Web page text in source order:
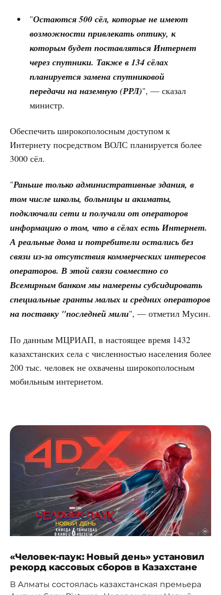
"Остаются 500 сёл, которые не имеют
возможности привлекать оптику, к
которым будет поставляться Интернет
через спутники. Также в 134 сёлах
планируется замена спутниковой
передачи на наземную (РРЛ)", — сказал
министр.
Обеспечить широкополосным доступом к
Интернету посредством ВОЛС планируется более
3000 сёл.
"Раньше только административные здания, в
том числе школы, больницы и акиматы,
подключали сети и получали от операторов
информацию о том, что в сёлах есть Интернет.
А реальные дома и потребители остались без
связи из-за отсутствия коммерческих интересов
операторов. В этой связи совместно со
Всемирным банком мы намерены субсидировать
специальные гранты малых и средних операторов
на поставку "последней мили", — отметил Мусин.
По данным МЦРИАП, в настоящее время 1432
казахстанских села с численностью населения более
200 тыс. человек не охвачены широкополосным
мобильным интернетом.
«Человек-паук: Новый день» установил
рекорд кассовых сборов в Казахстане
В Алматы состоялась казахстанская премьера